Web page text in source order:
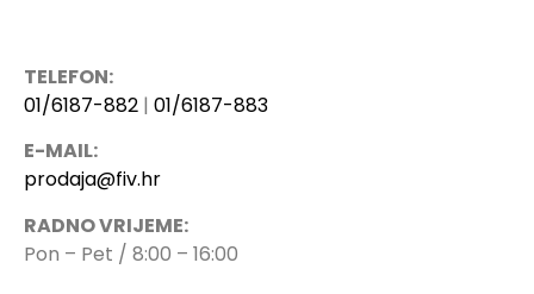
TELEFON:
01/6187-882 | 01/6187-883
E-MAIL:
prodaja@fiv.hr
RADNO VRIJEME:
Pon – Pet / 8:00 – 16:00